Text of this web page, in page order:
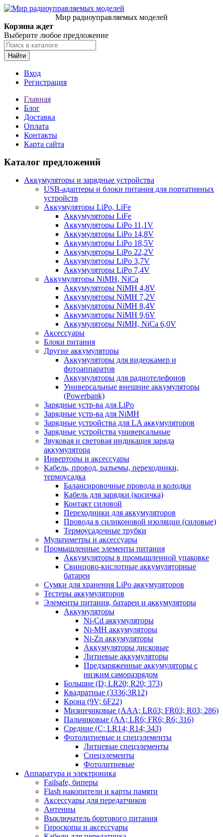
Мир радиоуправляемых моделей
Корзина ждет
Выберите любое предложение
Найти
Вход
Регистрация
Главная
Блог
Доставка
Оплата
Контакты
Карта сайта
Каталог предложений
Аккумуляторы и зарядные устройства
USB-адаптеры и блоки питания для портативных
устройств
Аккумуляторы LiPo, LiFe
Аккумуляторы LiFe
Аккумуляторы LiPo 11,1V
Аккумуляторы LiPo 14,8V
Аккумуляторы LiPo 18,5V
Аккумуляторы LiPo 22,2V
Аккумуляторы LiPo 3,7V
Аккумуляторы LiPo 7,4V
Аккумуляторы NiMH, NiCa
Аккумуляторы NiMH 4,8V
Аккумуляторы NiMH 7,2V
Аккумуляторы NiMH 8,4V
Аккумуляторы NiMH 9,6V
Аккумуляторы NiMH, NiCa 6,0V
Аксессуары
Блоки питания
Другие аккумуляторы
Аккумуляторы для видеокамер и
фотоаппаратов
Аккумуляторы для радиотелефонов
Универсальные внешние аккумуляторы
(Powerbank)
Зарядные устр-ва для LiPo
Зарядные устр-ва для NiMH
Зарядные устройства для LA аккумуляторов
Зарядные устройства универсальные
Звуковая и световая индикация заряда
аккумулятора
Инверторы и аксессуары
Кабель, провод, разъемы, переходники,
термоусадка
Балансировочные провода и колодки
Кабель для зарядки (косичка)
Контакт силовой
Переходники для аккумуляторов
Провода в силиконовой изоляции (силовые)
Термоусадочные трубки
Мультиметры и аксессуары
Промышленные элементы питания
Аккумуляторы в промышленной упаковке
Свинцово-кислотные аккумуляторные
батареи
Сумки для хранения LiPo аккумуляторов
Тестеры аккумуляторов
Элементы питания, батареи и аккумуляторы
Аккумуляторы
Ni-Cd аккумуляторы
Ni-MH аккумуляторы
Ni-Zn аккумуляторы
Аккумуляторы дисковые
Литиевые аккумуляторы
Предзаряженные аккумуляторы с
низким саморазрядом
Большие (D; LR20; R20; 373)
Квадратные (3336;3R12)
Крона (9V; 6F22)
Мизинчиковые (AAA; LR03; FR03; R03; 286)
Пальчиковые (AA; LR6; FR6; R6; 316)
Средние (C; LR14; R14; 343)
Фотолитиевые и спецэлементы
Литиевые спецэлементы
Спецэлементы
Фотолитиевые
Аппаратура и электроника
Failsafe, биперы
Flash накопители и карты памяти
Аксессуары для передатчиков
Антенны
Выключатель бортового питания
Гироскопы и аксессуары